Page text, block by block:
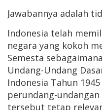
Jawabannya adalah
Indonesia telah
negara yang kokoh
Semesta
Undang-Undang
Indonesia Tahun
perundang-
tersebut tetap